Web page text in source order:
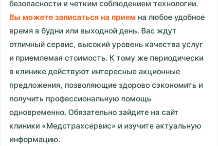
безопасности и четким соблюдением технологии.
Вы можете записаться на прием на любое удобное
время в будни или выходной день. Вас ждут
отличный сервис, высокий уровень качества услуг
и приемлемая стоимость. К тому же периодически
в клинике действуют интересные акционные
предложения, позволяющие здорово сэкономить и
получить профессиональную помощь
одновременно. Обязательно зайдите на сайт
клиники «Медстрахсервис» и изучите актуальную
информацию.